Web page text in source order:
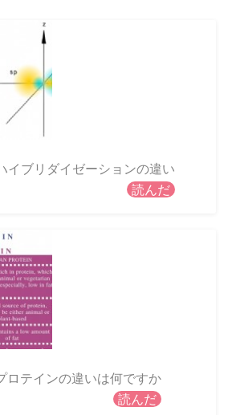
ブリダイゼーションの違い
読んだ
ロテインの違いは何ですか
読んだ